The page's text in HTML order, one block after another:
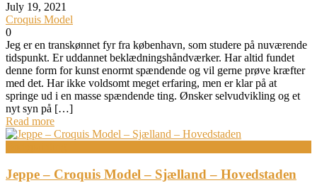
July 19, 2021
Croquis Model
0
Jeg er en transkønnet fyr fra københavn, som studere på nuværende
tidspunkt. Er uddannet beklædningshåndværker. Har altid fundet
denne form for kunst enormt spændende og vil gerne prøve kræfter
med det. Har ikke voldsomt meget erfaring, men er klar på at
springe ud i en masse spændende ting. Ønsker selvudvikling og et
nyt syn på […]
Read more
Jeppe – Croquis Model – Sjælland – Hovedstaden